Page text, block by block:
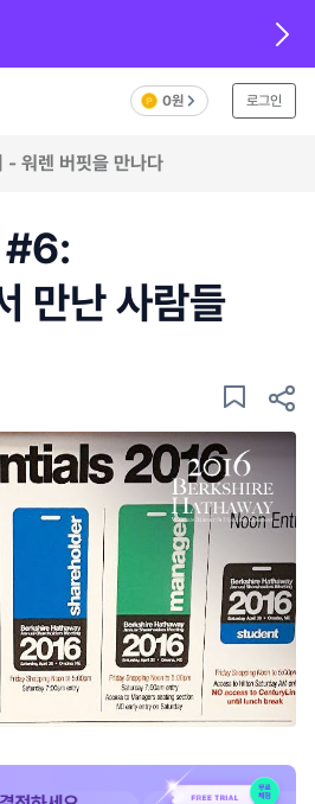
0원 로그인
워렌 버핏을 만나다
#6:
만난 사람들